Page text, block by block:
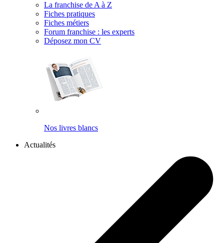
La franchise de A à Z
Fiches pratiques
Fiches métiers
Forum franchise : les experts
Déposez mon CV
Nos livres blancs
Actualités